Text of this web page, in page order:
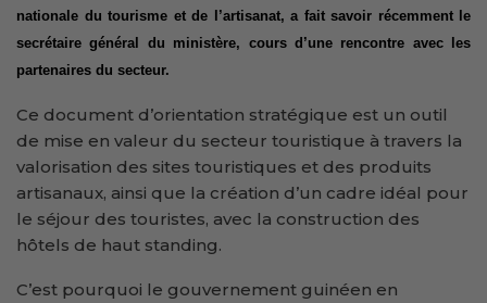
nationale du tourisme et de l’artisanat, a fait savoir récemment le
secrétaire général du ministère, cours d’une rencontre avec les
partenaires du secteur.
Ce document d’orientation stratégique est un outil
de mise en valeur du secteur touristique à travers la
valorisation des sites touristiques et des produits
artisanaux, ainsi que la création d’un cadre idéal pour
le séjour des touristes, avec la construction des
hôtels de haut standing.
C’est pourquoi le gouvernement guinéen en